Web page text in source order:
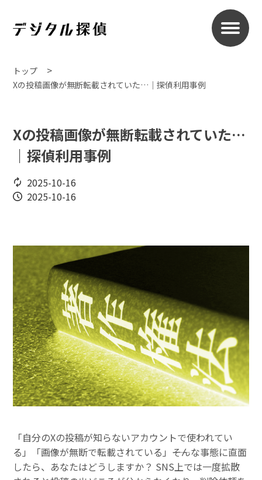
トップ
Xの投稿画像が無断転載されていた…｜探偵利用事例
Xの投稿画像が無断転載されていた…
｜探偵利用事例
2025-10-16
2025-10-16
「自分のXの投稿が知らないアカウントで使われてい
る」「画像が無断で転載されている」――そんな事態に直面
したら、あなたはどうしますか？ SNS上では一度拡散